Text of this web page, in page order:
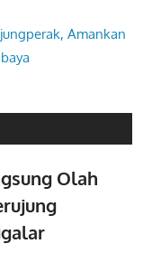
Amankan
Olah